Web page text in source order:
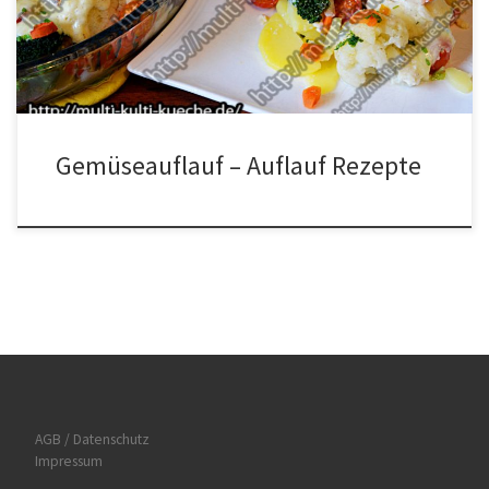
und den Blumenkohl in Röschen teilen, die Karotten in klein
schneiden und die […]
Gemüseauflauf – Auflauf Rezepte
AGB / Datenschutz
Impressum